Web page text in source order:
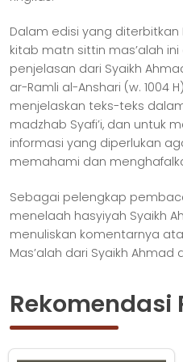
Dalam edisi yang diterbitkan
kitab matn sittin mas’alah
penjelasan dari Syaikh
ar-Ramli al-Anshari (w. 1004
menjelaskan teks-teks
madzhab Syafi’i, dan untuk
informasi yang diperlukan
memahami dan
Sebagai pelengkap
menelaah hasyiyah Syaikh
menuliskan komentarnya
Mas’alah dari Syaikh Ahmad
Rekomendasi